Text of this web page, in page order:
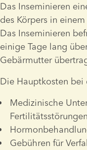
Das Inseminieren
des Körpers in
Das Inseminieren
einige Tage lang
Gebärmutter
Die Hauptkosten bei
Medizinische
Gebühren für